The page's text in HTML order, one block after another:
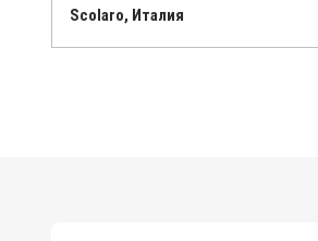
Scolaro, Италия